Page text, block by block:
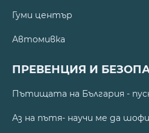
Гуми център
Автомивка
ПРЕВЕНЦИЯ И
Пътищата на България -
Аз на пътя- научи ме да